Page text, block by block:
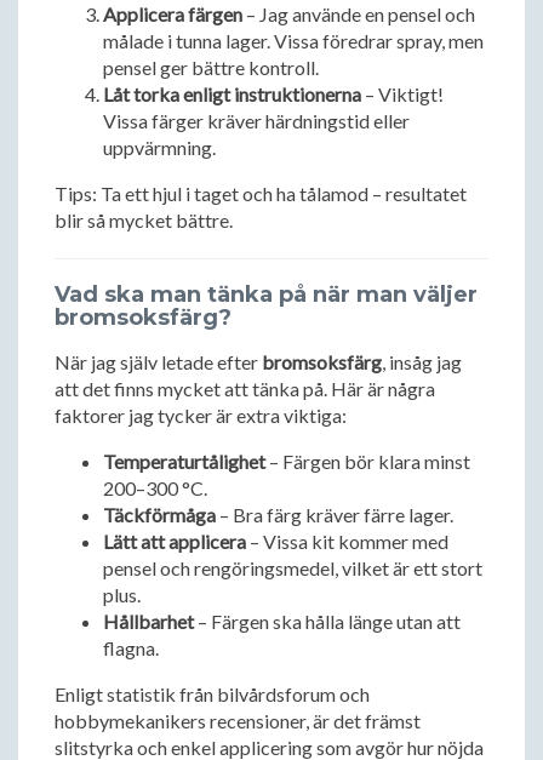
Applicera färgen – Jag använde en pensel och
målade i tunna lager. Vissa föredrar spray, men
pensel ger bättre kontroll.
Låt torka enligt instruktionerna – Viktigt!
Vissa färger kräver härdningstid eller
uppvärmning.
Tips: Ta ett hjul i taget och ha tålamod – resultatet
blir så mycket bättre.
Vad ska man tänka på när man väljer
bromsoksfärg?
När jag själv letade efter bromsoksfärg , insåg jag
att det finns mycket att tänka på. Här är några
faktorer jag tycker är extra viktiga:
Temperaturtålighet– Färgen bör klara minst
200–300 °C.
Täckförmåga – Bra färg kräver färre lager.
Lätt att applicera – Vissa kit kommer med
pensel och rengöringsmedel, vilket är ett stort
plus.
Hållbarhet– Färgen ska hålla länge utan att
flagna.
Enligt statistik från bilvårdsforum och
hobbymekanikers recensioner, är det främst
slitstyrka och enkel applicering som avgör hur nöjda